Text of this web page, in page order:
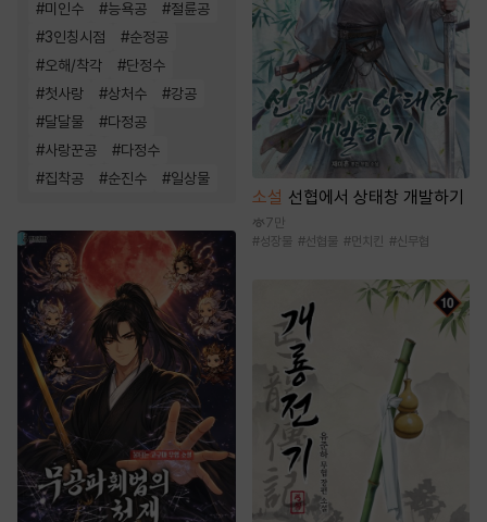
#미인수 #능욕공 #절륜공
#3인칭시점 #순정공
#오해/착각 #단정수
#첫사랑 #상처수 #강공
#달달물 #다정공
#사랑꾼공 #다정수
#집착공 #순진수 #일상물
소설 선협에서 상태창 개발하기
7만
#성장물 #선협물 #먼치킨 #신무협